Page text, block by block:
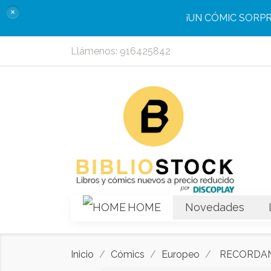
¡UN CÓMIC
×
Llámenos: 916425842
HOME Novedades
Inicio Cómics Europeo